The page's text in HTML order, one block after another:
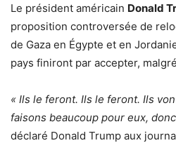
Le président américain Donald
proposition controversée de
de Gaza en Égypte et en
pays finiront par accepter,
« Ils le feront. Ils le feront. Ils
faisons beaucoup pour eux,
déclaré Donald Trump aux